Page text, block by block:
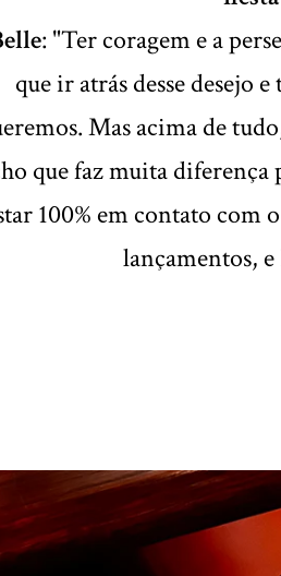
: "Ter coragem e a
que ir atrás desse desejo
Mas acima de
que faz muita diferença
100% em contato com
lançamentos,